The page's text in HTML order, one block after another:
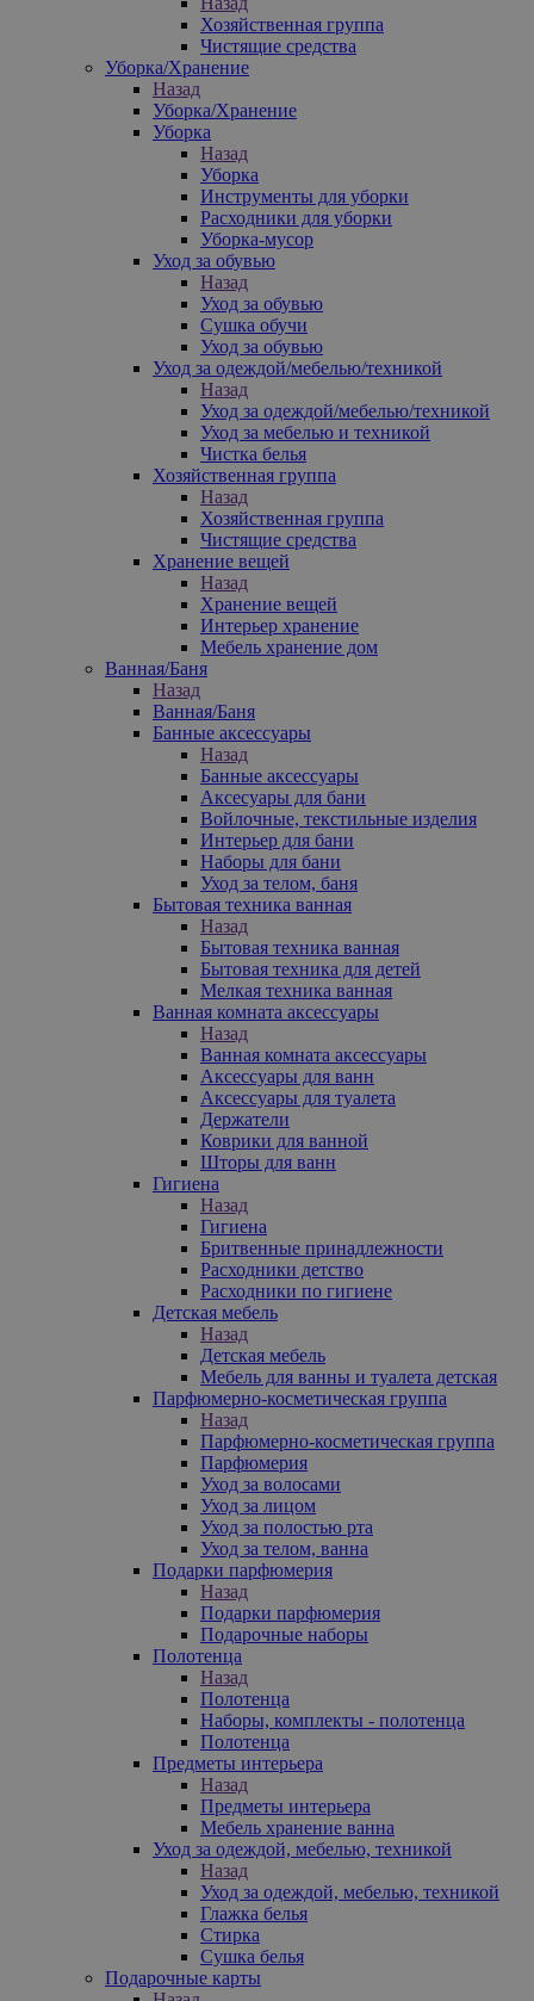
Хозяйственная группа
Чистящие средства
Уборка/Хранение
Назад
Уборка/Хранение
Уборка
Назад
Уборка
Инструменты для уборки
Расходники для уборки
Уборка-мусор
Уход за обувью
Назад
Уход за обувью
Сушка обучи
Уход за обувью
Уход за одеждой/мебелью/техникой
Назад
Уход за одеждой/мебелью/техникой
Уход за мебелью и техникой
Чистка белья
Хозяйственная группа
Назад
Хозяйственная группа
Чистящие средства
Хранение вещей
Назад
Хранение вещей
Интерьер хранение
Мебель хранение дом
Ванная/Баня
Назад
Ванная/Баня
Банные аксессуары
Назад
Банные аксессуары
Аксесуары для бани
Войлочные, текстильные изделия
Интерьер для бани
Наборы для бани
Уход за телом, баня
Бытовая техника ванная
Назад
Бытовая техника ванная
Бытовая техника для детей
Мелкая техника ванная
Ванная комната аксессуары
Назад
Ванная комната аксессуары
Аксессуары для ванн
Аксессуары для туалета
Держатели
Коврики для ванной
Шторы для ванн
Гигиена
Назад
Гигиена
Бритвенные принадлежности
Расходники детство
Расходники по гигиене
Детская мебель
Назад
Детская мебель
Мебель для ванны и туалета детская
Парфюмерно-косметическая группа
Назад
Парфюмерно-косметическая группа
Парфюмерия
Уход за волосами
Уход за лицом
Уход за полостью рта
Уход за телом, ванна
Подарки парфюмерия
Назад
Подарки парфюмерия
Подарочные наборы
Полотенца
Назад
Полотенца
Наборы, комплекты - полотенца
Полотенца
Предметы интерьера
Назад
Предметы интерьера
Мебель хранение ванна
Уход за одеждой, мебелью, техникой
Назад
Уход за одеждой, мебелью, техникой
Глажка белья
Стирка
Сушка белья
Подарочные карты